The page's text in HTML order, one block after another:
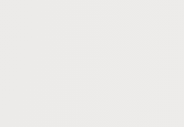
de code que nous fourni